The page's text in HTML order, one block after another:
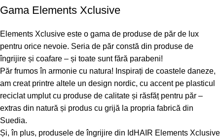
Gama Elements Xclusive
Elements Xclusive este o gama de produse de păr de lux
pentru orice nevoie. Seria de păr constă din produse de
îngrijire și coafare – și toate sunt fără parabeni!
Păr frumos în armonie cu natura! Inspirați de coastele daneze,
am creat printre altele un design nordic, cu accent pe plasticul
reciclat umplut cu produse de calitate și răsfăț pentru păr –
extras din natură și produs cu grijă la propria fabrică din
Suedia.
Și, în plus, produsele de îngrijire din IdHAIR Elements Xclusive